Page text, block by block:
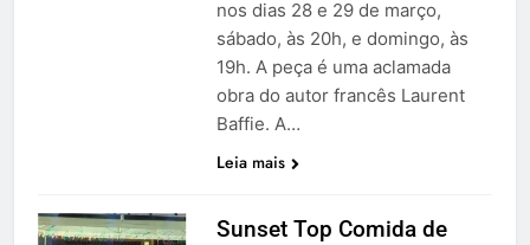
nos dias 28 e 29 de março,
sábado, às 20h, e domingo, às
19h. A peça é uma aclamada
obra do autor francês Laurent
Baffie. A…
Leia mais
Sunset Top Comida de